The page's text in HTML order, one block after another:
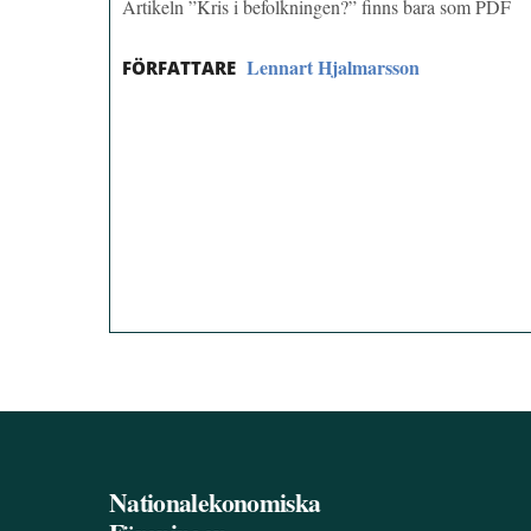
Artikeln ”Kris i befolkningen?” finns bara som PDF
FÖRFATTARE Lennart Hjalmarsson
Nationalekonomiska